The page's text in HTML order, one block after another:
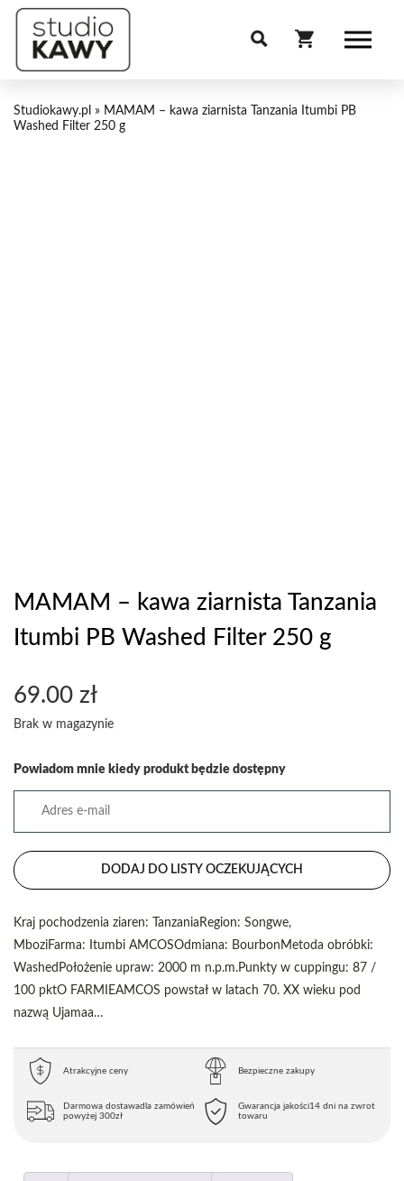
Studiokawy.pl » MAMAM – kawa ziarnista Tanzania Itumbi PB
Washed Filter 250 g
MAMAM – kawa ziarnista Tanzania
Itumbi PB Washed Filter 250 g
69.00 zł
Brak w magazynie
Powiadom mnie kiedy produkt będzie dostępny
DODAJ DO LISTY OCZEKUJĄCYCH
Kraj pochodzenia ziaren: TanzaniaRegion: Songwe,
MboziFarma: Itumbi AMCOSOdmiana: BourbonMetoda obróbki:
WashedPołożenie upraw: 2000 m n.p.m.Punkty w cuppingu: 87 /
100 pktO FARMIEAMCOS powstał w latach 70. XX wieku pod
nazwą Ujamaa…
Atrakcyjne ceny Bezpieczne zakupy
Darmowa dostawadla zamówień
powyżej 300zł
Gwarancja jakości14 dni na zwrot
towaru